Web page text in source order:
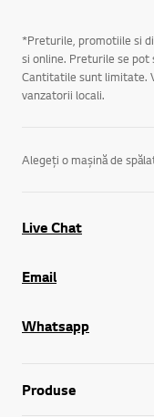
*Preturile, promotiile si
si online. Preturile se
Cantitatile sunt limitate.
vanzatorii locali.
Live Chat
Email
Whatsapp
Produse